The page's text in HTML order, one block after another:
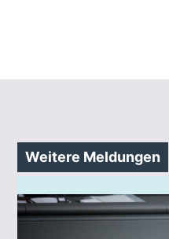
Weitere Meldungen